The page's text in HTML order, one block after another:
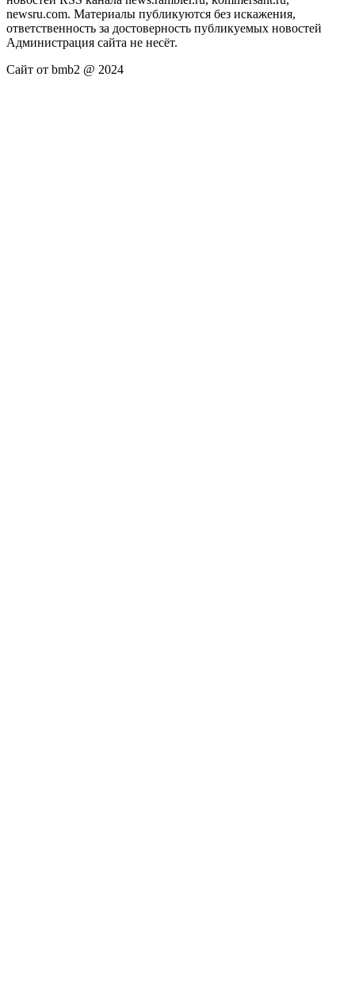
newsru.com. Материалы публикуются без искажения,
ответственность за достоверность публикуемых новостей
Администрация сайта не несёт.
Сайт от bmb2 @ 2024